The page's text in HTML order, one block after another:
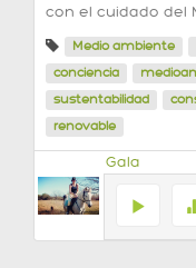
con el cuidado del
Medio ambiente
conciencia
sustentabilidad
renovable
Gala